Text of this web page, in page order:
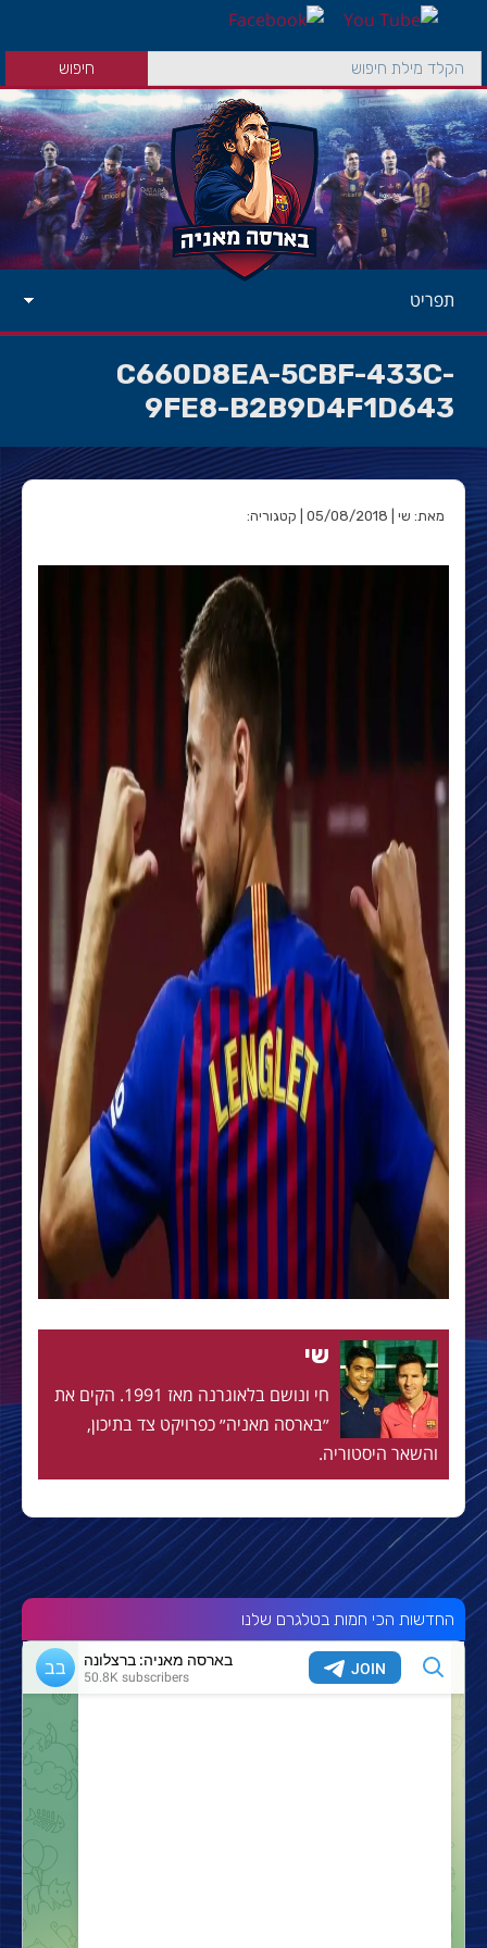
תפריט
C660D8EA-5CBF-433C-
9FE8-B2B9D4F1D643
מאת: שי | 05/08/2018 | קטגוריה:
שי
חי ונושם בלאוגרנה מאז 1991. הקים את
״בארסה מאניה״ כפרויקט צד בתיכון,
והשאר היסטוריה.
החדשות הכי חמות בטלגרם שלנו